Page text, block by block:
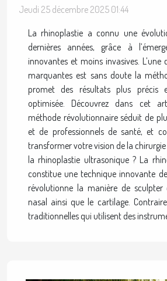
Jeudi 25 décembre 2025 01:44
La rhinoplastie a connu une
dernières années, grâce à
innovantes et moins invasives. L’une
marquantes est sans doute la
promet des résultats plus précis
optimisée. Découvrez dans cet
méthode révolutionnaire séduit de
et de professionnels de santé, et
transformer votre vision de la chirurgie
la rhinoplastie ultrasonique ? La
constitue une technique innovante
révolutionne la manière de sculpter
nasal ainsi que le cartilage.
traditionnelles qui utilisent des